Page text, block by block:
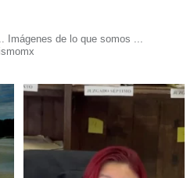
Imágenes de lo que somos ...